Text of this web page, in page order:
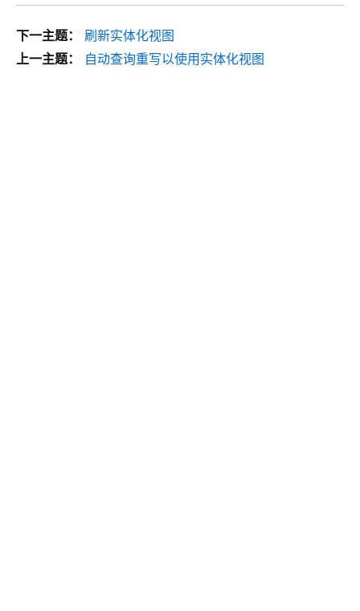
下一主题：
刷新实体化视图
上一主题：
自动查询重写以使用实体化视图